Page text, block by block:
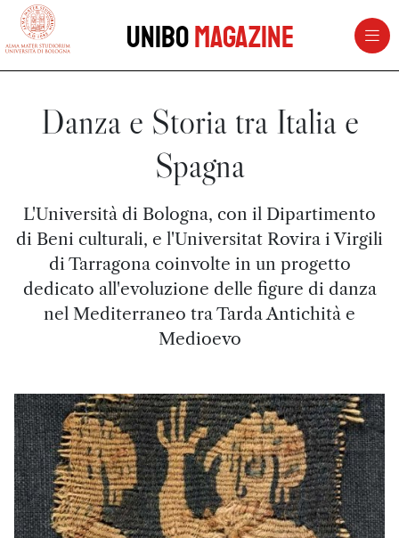
vai al contenuto della pagina
UniboMagazine
Danza e Storia tra Italia e
Spagna
L'Università di Bologna, con il Dipartimento
di Beni culturali, e l'Universitat Rovira i Virgili
di Tarragona coinvolte in un progetto
dedicato all'evoluzione delle figure di danza
nel Mediterraneo tra Tarda Antichità e
Medioevo